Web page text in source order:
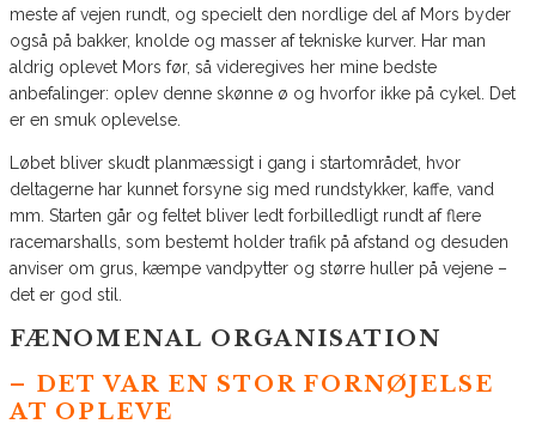
meste af vejen rundt, og specielt den nordlige del af Mors byder
også på bakker, knolde og masser af tekniske kurver. Har man
aldrig oplevet Mors før, så videregives her mine bedste
anbefalinger: oplev denne skønne ø og hvorfor ikke på cykel. Det
er en smuk oplevelse.
Løbet bliver skudt planmæssigt i gang i startområdet, hvor
deltagerne har kunnet forsyne sig med rundstykker, kaffe, vand
mm. Starten går og feltet bliver ledt forbilledligt rundt af flere
racemarshalls, som bestemt holder trafik på afstand og desuden
anviser om grus, kæmpe vandpytter og større huller på vejene –
det er god stil.
FÆNOMENAL ORGANISATION
– DET VAR EN STOR FORNØJELSE
AT OPLEVE